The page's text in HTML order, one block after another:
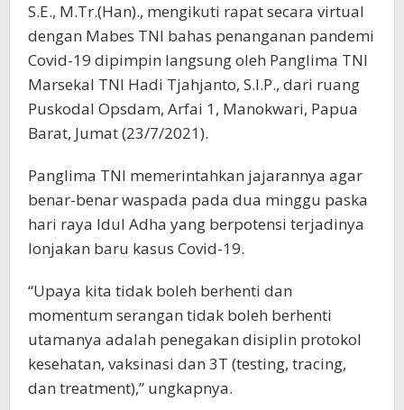
S.E., M.Tr.(Han)., mengikuti rapat secara virtual
dengan Mabes TNI bahas penanganan pandemi
Covid-19 dipimpin langsung oleh Panglima TNI
Marsekal TNI Hadi Tjahjanto, S.I.P., dari ruang
Puskodal Opsdam, Arfai 1, Manokwari, Papua
Barat, Jumat (23/7/2021).
Panglima TNI memerintahkan jajarannya agar
benar-benar waspada pada dua minggu paska
hari raya Idul Adha yang berpotensi terjadinya
lonjakan baru kasus Covid-19.
“Upaya kita tidak boleh berhenti dan
momentum serangan tidak boleh berhenti
utamanya adalah penegakan disiplin protokol
kesehatan, vaksinasi dan 3T (testing, tracing,
dan treatment),” ungkapnya.